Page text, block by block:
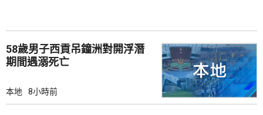
58歲男子西貢吊鐘洲對開浮潛
期間遇溺死亡
本地 8小時前